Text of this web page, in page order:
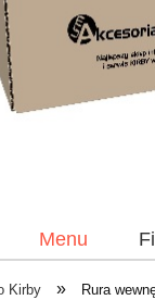
Menu
Kirby » Rura